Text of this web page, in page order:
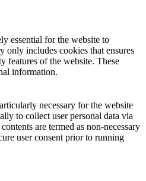
essential for the website to
only includes cookies that ensures
features of the website. These
information.
necessary for the website
to collect user personal data via
are termed as non-necessary
user consent prior to running